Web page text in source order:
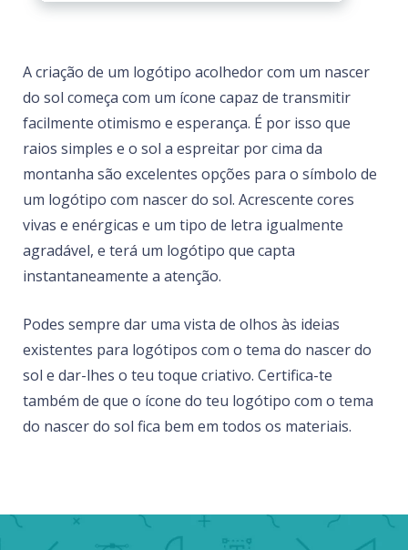
A criação de um logótipo acolhedor com um nascer
do sol começa com um ícone capaz de transmitir
facilmente otimismo e esperança. É por isso que
raios simples e o sol a espreitar por cima da
montanha são excelentes opções para o símbolo de
um logótipo com nascer do sol. Acrescente cores
vivas e enérgicas e um tipo de letra igualmente
agradável, e terá um logótipo que capta
instantaneamente a atenção.
Podes sempre dar uma vista de olhos às ideias
existentes para logótipos com o tema do nascer do
sol e dar-lhes o teu toque criativo. Certifica-te
também de que o ícone do teu logótipo com o tema
do nascer do sol fica bem em todos os materiais.